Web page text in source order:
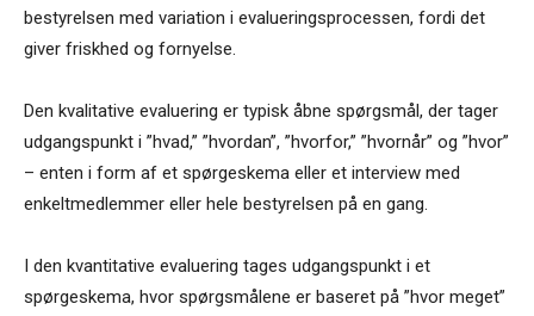
bestyrelsen med variation i evalueringsprocessen, fordi det
giver friskhed og fornyelse.
Den kvalitative evaluering er typisk åbne spørgsmål, der tager
udgangspunkt i ”hvad,” ”hvordan”, ”hvorfor,” ”hvornår” og ”hvor”
– enten i form af et spørgeskema eller et interview med
enkeltmedlemmer eller hele bestyrelsen på en gang.
I den kvantitative evaluering tages udgangspunkt i et
spørgeskema, hvor spørgsmålene er baseret på ”hvor meget”